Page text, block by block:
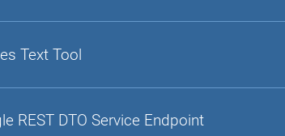
Text Tool
REST DTO Service Endpoint